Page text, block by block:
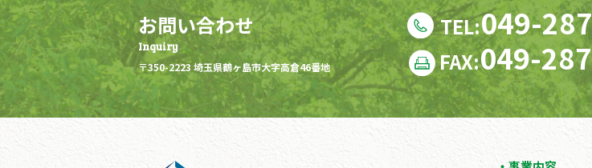
お問い合わせ
〒350-2223 埼玉県鶴ヶ島市大字高倉46番地
TEL:049-
FAX:049-